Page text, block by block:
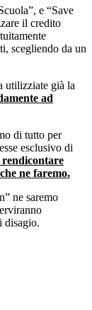
e “Save
il credito
scegliendo da un
utilizziate già la
ad
di tutto per
esclusivo di
ne faremo.
ne saremo
disagio.